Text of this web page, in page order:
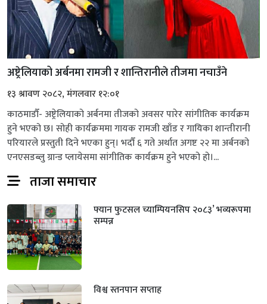
अष्ट्रेलियाको अर्बनमा रामजी र शान्तिरानीले तीजमा नचाउँने
१३ श्रावण २०८२, मंगलवार १२:०१
काठमाडौँ- अष्ट्रेलियाको अर्बनमा तीजको अवसर पारेर सांगीतिक कार्यक्रम
हुने भएको छ। सोही कार्यक्रममा गायक रामजी खाँड र गायिका शान्तीरानी
परियारले प्रस्तुती दिने भएका हुन्। भदौँ ६ गते अर्थात अगष्ट २२ मा अर्बनको
एनएसडब्लु ग्रान्ड प्लायेसमा सांगीतिक कार्यक्रम हुने भएको हो।...
ताजा समाचार
फ्यान फुटसल च्याम्पियनसिप २०८३’ भव्यरूपमा
सम्पन्न
विश्व स्तनपान सप्ताह